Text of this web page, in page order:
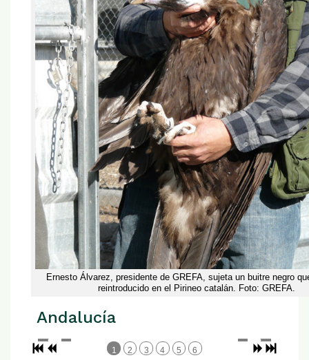
Ernesto Álvarez, presidente de GREFA, sujeta un buitre negro
reintroducido en el Pirineo catalán. Foto: GREFA.
Andalucía
1 2 3 4 5 6